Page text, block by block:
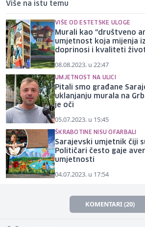
Više na istu temu
VIŠE OD ESTETSKE ULOGE
Murali kao "društveno
umjetnost koja mijenja
doprinosi i kvaliteti
08.08.2023. u 22:47
UMJETNOST NA ULICI
Pitali smo građane
uklanjanju murala na
je oči
05.07.2023. u 15:45
ŠKRABOTINE NISU OFARBALI
Sarajevski umjetnik čiji
Političari često gaje
umjetnosti
04.07.2023. u 17:54
KOMENTARI (20)